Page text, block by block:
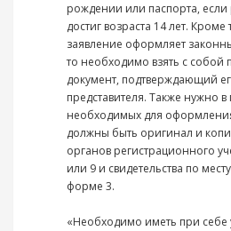
рождении или паспорта,
достиг возраста 14 лет. Кроме
заявление оформляет
то необходимо взять с собой
документ, подтверждающий
представителя. Также нужно в
необходимых для
должны быть оригинал и
органов регистрационного
или 9 и свидетельства по
форме 3.
«Необходимо иметь при себе